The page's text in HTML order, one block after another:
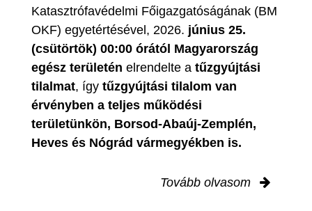
Katasztrófavédelmi Főigazgatóságának (BM
OKF) egyetértésével, 2026. június 25.
(csütörtök) 00:00 órától Magyarország
egész területén elrendelte a tűzgyújtási
tilalmat, így tűzgyújtási tilalom van
érvényben a teljes működési
területünkön, Borsod-Abaúj-Zemplén,
Heves és Nógrád vármegyékben is.
Tovább olvasom